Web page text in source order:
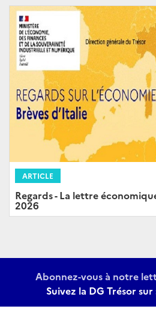
ARTICLE
Regards - La lettre
2026
Abonnez-vous à notre
Suivez la DG Trésor sur